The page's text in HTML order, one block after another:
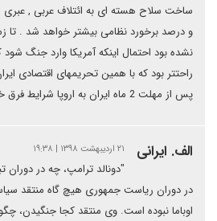
ساخت سلاح هسته ای به ائتلاف عربی ,
و درصد برخورد نظامی بیشتر خواهد شد . تا
نشده بود احتمال اینکه آمریکا وارد جنگ شود
راحتتر بود که با همین تحریمهای اقتصادی
پس از مهلت 2 ماه ایران به اروپا شرایط فرق خواهد کرد .
الف. ایرانی ۲۱ اردیبهشت ۱۳۹۸ | ۱۹:۳۸
"دونالد ترامپ، چه در دوران
در دوران ریاست جمهوری هیچ گاه منتقد
اوباما نبوده است. وی منتقد کجا جنگیدن،